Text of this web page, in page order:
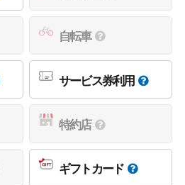
自転車
サービス券利用
特約店
ギフトカード